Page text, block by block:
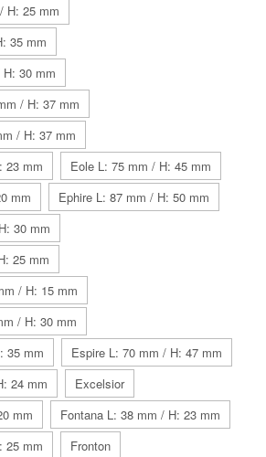
H: 25 mm
35 mm
30 mm
/ H: 37 mm
/ H: 37 mm
23 mm
Eole L: 75 mm / H: 45 mm
mm
Ephire L: 87 mm / H: 50 mm
30 mm
25 mm
/ H: 15 mm
/ H: 30 mm
35 mm
Espire L: 70 mm / H: 47 mm
24 mm
Excelsior
mm
Fontana L: 38 mm / H: 23 mm
25 mm
Fronton